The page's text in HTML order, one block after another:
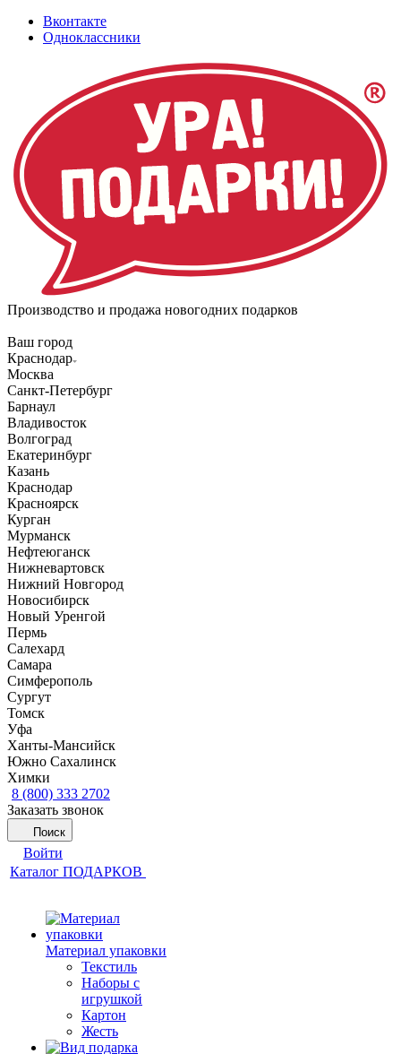
Вконтакте
Одноклассники
Производство и продажа новогодних подарков
Ваш город
Краснодар
Москва
Санкт-Петербург
Барнаул
Владивосток
Волгоград
Екатеринбург
Казань
Краснодар
Красноярск
Курган
Мурманск
Нефтеюганск
Нижневартовск
Нижний Новгород
Новосибирск
Новый Уренгой
Пермь
Салехард
Самара
Симферополь
Сургут
Томск
Уфа
Ханты-Мансийск
Южно Сахалинск
Химки
8 (800) 333 2702
Заказать звонок
Поиск
Войти
Каталог ПОДАРКОВ
Материал упаковки
Текстиль
Наборы с
игрушкой
Картон
Жесть